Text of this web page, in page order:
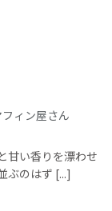
ィン屋さん
甘い香りを漂わせ
ぶのはず [...]